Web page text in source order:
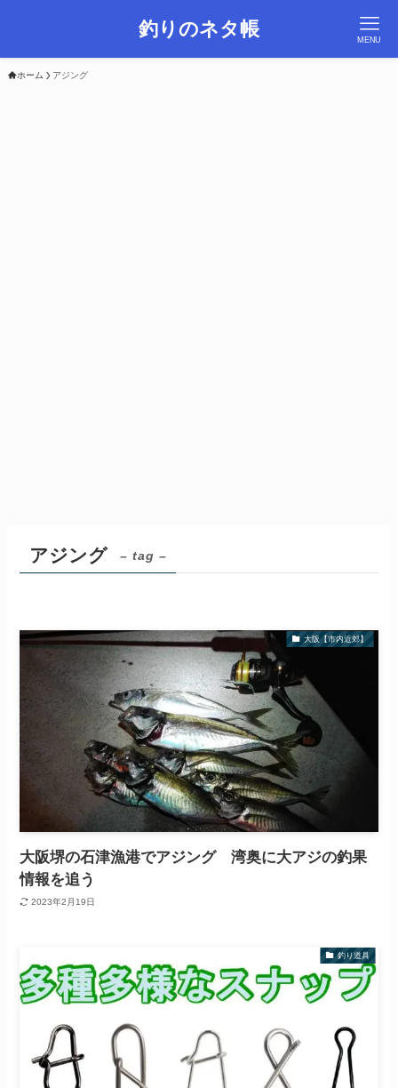
釣りのネタ帳 MENU
ホーム アジング
アジング – tag –
大阪【市内近郊】
大阪堺の石津漁港でアジング 湾奥に大アジの釣果
情報を追う
2023年2月19日
釣り道具